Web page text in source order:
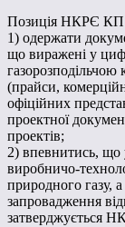
Позиція НКРЄ КП
1) одержати
що виражені у
газорозподільчою
(прайси,
офіційних
проектної
проектів;
2) впевнитись, що
виробничо-
природного газу,
запровадження
затверджується